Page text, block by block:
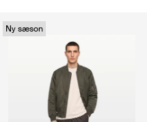
Ny sæson